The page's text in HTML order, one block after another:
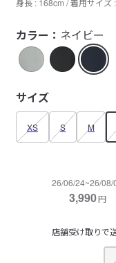
身長 : 168cm / 着用サイズ
カラー： ネイビー
サイズ
XS S M
26/06/24~26/08/
3,990円
店舗受け取りで